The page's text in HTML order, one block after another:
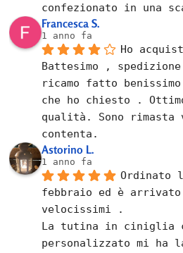
confezionato in una
Francesca S.
1 anno fa
Ho
Battesimo ,
ricamo fatto
che ho chiesto .
qualità. Sono rimasta
contenta.
Astorino L.
1 anno fa
Ordinato
febbraio ed è
velocissimi .
La tutina in ciniglia
personalizzato mi ha